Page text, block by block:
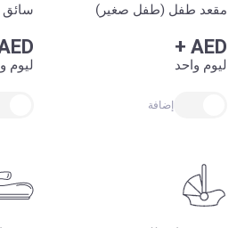
مقعد طفل (طفل صغير)
+AED
ليوم واحد
إضافة
سائق
ليوم